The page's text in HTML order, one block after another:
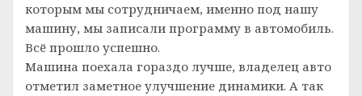
которым мы сотрудничаем, именно под нашу
машину, мы записали программу в автомобиль.
Всё прошло успешно.
Машина поехала гораздо лучше, владелец авто
отметил заметное улучшение динамики. А так